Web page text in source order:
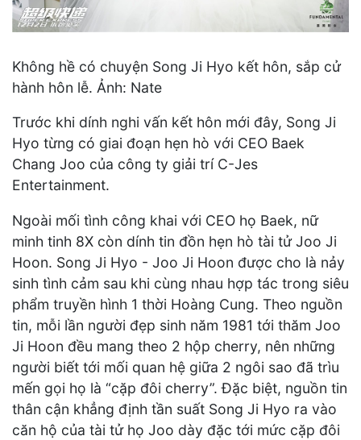
Không hề có chuyện Song Ji Hyo kết hôn, sắp cử
hành hôn lễ. Ảnh: Nate
Trước khi dính nghi vấn kết hôn mới đây, Song Ji
Hyo từng có giai đoạn hẹn hò với CEO Baek
Chang Joo của công ty giải trí C-Jes
Entertainment.
Ngoài mối tình công khai với CEO họ Baek, nữ
minh tinh 8X còn dính tin đồn hẹn hò tài tử Joo Ji
Hoon. Song Ji Hyo - Joo Ji Hoon được cho là nảy
sinh tình cảm sau khi cùng nhau hợp tác trong siêu
phẩm truyền hình 1 thời Hoàng Cung. Theo nguồn
tin, mỗi lần người đẹp sinh năm 1981 tới thăm Joo
Ji Hoon đều mang theo 2 hộp cherry, nên những
người biết tới mối quan hệ giữa 2 ngôi sao đã trìu
mến gọi họ là “cặp đôi cherry”. Đặc biệt, nguồn tin
thân cận khẳng định tần suất Song Ji Hyo ra vào
căn hộ của tài tử họ Joo dày đặc tới mức cặp đôi